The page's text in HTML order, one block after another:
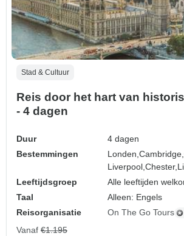
Stad & Cultuur
Reis door het hart van
- 4 dagen
Duur
4 dagen
Bestemmingen
Londen,Cambridge,
Liverpool,Chester,
Leeftijdsgroep
Alle leeftijden
Taal
Alleen: Engels
Reisorganisatie
On The Go Tours
Vanaf €1.195